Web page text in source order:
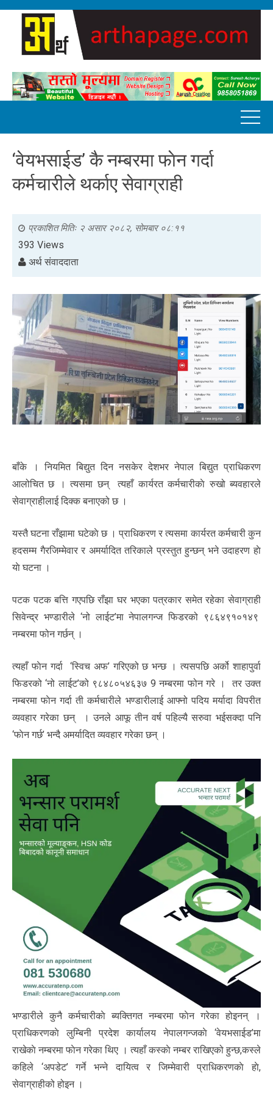
‘वेयभसाईड’ कै नम्बरमा फाेन गर्दा
कर्मचारीले थर्काए सेवाग्राही
प्रकाशित मितिः २ असार २०८२, सोमबार ०८:११
393 Views
अर्थ संवाददाता
बाँके । नियमित बिद्युत दिन नसकेर देशभर नेपाल बिद्युत प्राधिकरण
आलोचित छ । त्यसमा छन् त्यहाँ कार्यरत कर्मचारीकाे रुखो ब्यवहारले
सेवाग्राहीलाई दिक्क बनाएको छ ।
यस्तै घटना राँझामा घटेकाे छ । प्राधिकरण र त्यसमा कार्यरत कर्मचारी कुन
हदसम्म गैरजिम्मेवार र अमर्यादित तरिकाले प्रस्तुत हुन्छन् भने उदाहरण हाे
याे घटना ।
पटक पटक बत्ति गएपछि राँझा घर भएका पत्रकार समेत रहेका सेवाग्राही
सिवेन्द्र भण्डारीले ‘नो लाईट’मा नेपालगन्ज फिडरको ९८६४९१०१४९
नम्बरमा फोन गर्छन् ।
त्यहाँ फाेन गर्दा ‘स्विच अफ’ गरिएको छ भन्छ । त्यसपछि अर्को शाहापुर्वा
फिडरको ‘नो लाईट’को ९८४८०५४६३७ 9 नम्बरमा फोन गरे । तर उक्त
नम्बरमा फाेन गर्दा ती कर्मचारीले भण्डारीलाई आफ्नो पदिय मर्यादा विपरीत
व्यवहार गरेका छन् । उनले आफू तीन वर्ष पहिल्यै सरुवा भईसक्दा पनि
‘फाेन गर्छ’ भन्दै अमर्यादित व्यवहार गरेका छन् ।
भण्डारीले कुनै कर्मचारीकाे ब्यक्तिगत नम्बरमा फाेन गरेका होइनन् ।
प्राधिकरणकाे लुम्बिनी प्रदेश कार्यालय नेपालगन्जकाे ‘वेयभसाईड’मा
राखेकाे नम्बरमा फाेन गरेका थिए । त्यहाँ कस्काे नम्बर राखिएको हुन्छ,कस्ले
कहिले ‘अपडेट’ गर्ने भन्ने दायित्व र जिम्मेवारी प्राधिकरणकाे हाे,
सेवाग्राहीको होइन ।